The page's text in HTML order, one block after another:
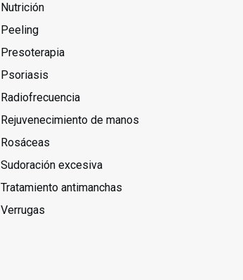
Nutrición
Peeling
Presoterapia
Psoriasis
Radiofrecuencia
Rejuvenecimiento de manos
Rosáceas
Sudoración excesiva
Tratamiento antimanchas
Verrugas